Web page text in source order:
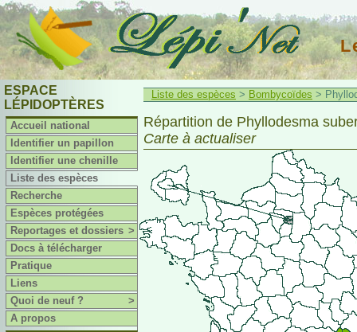
ESPACE
LÉPIDOPTÈRES
Accueil national
Identifier un papillon
Identifier une chenille
Liste des espèces
Recherche
Espèces protégées
Reportages et dossiers >
Docs à télécharger
Pratique
Liens
Quoi de neuf ?
>
A propos
Liste des espèces > Bombycoïdes >
Répartition de Phyllodesma
Carte à actualiser